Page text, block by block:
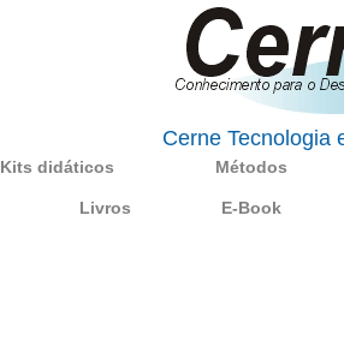
Cerne Tecnologia
Kits didáticos Métodos
Livros E-Book